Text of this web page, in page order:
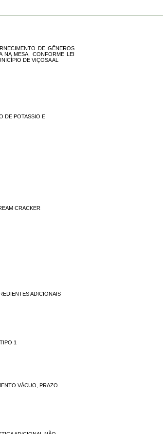
DE GÊNEROS
NA MESA, CONFORME LEI
DE VIÇOSA AL
DE POTASSIO E
CRACKER
ADICIONAIS
1
VÁCUO, PRAZO